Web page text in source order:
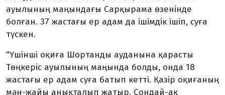
ауылының маңындағы Сарқырама өзенінде
болған. 37 жастағы ер адам да ішімдік ішіп, суға
түскен.
"Үшінші оқиға Шортанды ауданына қарасты
Төңкеріс ауылының маңында болды, онда 18
жастағы ер адам суға батып кетті. Қазір оқиғаның
мән-жайы анықталып жатыр. Сондай-ақ